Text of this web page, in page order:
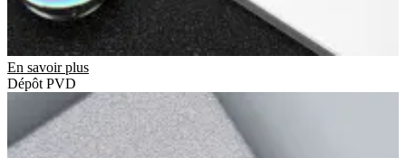
En savoir plus
Dépôt PVD